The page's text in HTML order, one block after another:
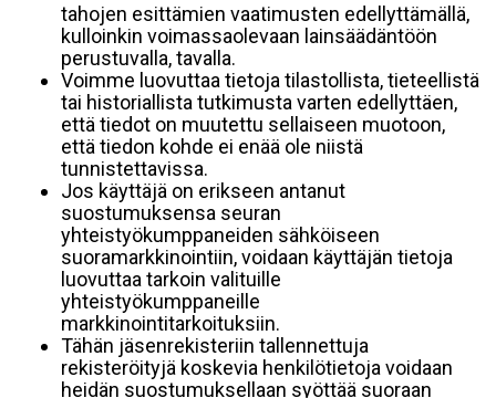
tahojen esittämien vaatimusten edellyttämällä,
kulloinkin voimassaolevaan lainsäädäntöön
perustuvalla, tavalla.
Voimme luovuttaa tietoja tilastollista, tieteellistä
tai historiallista tutkimusta varten edellyttäen,
että tiedot on muutettu sellaiseen muotoon,
että tiedon kohde ei enää ole niistä
tunnistettavissa.
Jos käyttäjä on erikseen antanut
suostumuksensa seuran
yhteistyökumppaneiden sähköiseen
suoramarkkinointiin, voidaan käyttäjän tietoja
luovuttaa tarkoin valituille
yhteistyökumppaneille
markkinointitarkoituksiin.
Tähän jäsenrekisteriin tallennettuja
rekisteröityjä koskevia henkilötietoja voidaan
heidän suostumuksellaan syöttää suoraan